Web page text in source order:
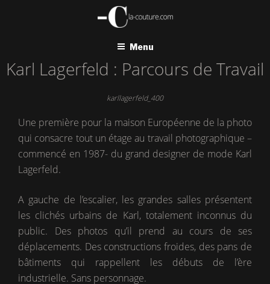
Menu
Karl Lagerfeld : Parcours de Travail
karllagerfeld_400
Une première pour la maison Européenne de la photo
qui consacre tout un étage au travail photographique –
commencé en 1987- du grand designer de mode Karl
Lagerfeld.
A gauche de l’escalier, les grandes salles présentent
les clichés urbains de Karl, totalement inconnus du
public. Des photos qu’il prend au cours de ses
déplacements. Des constructions froides, des pans de
bâtiments qui rappellent les débuts de l’ère
industrielle. Sans personnage.